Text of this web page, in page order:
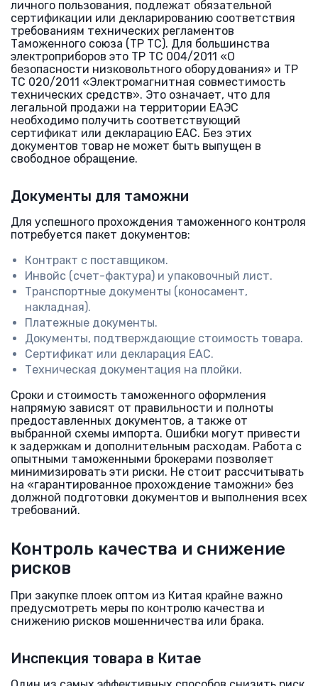
личного пользования, подлежат обязательной
сертификации или декларированию соответствия
требованиям технических регламентов
Таможенного союза (ТР ТС). Для большинства
электроприборов это ТР ТС 004/2011 «О
безопасности низковольтного оборудования» и ТР
ТС 020/2011 «Электромагнитная совместимость
технических средств». Это означает, что для
легальной продажи на территории ЕАЭС
необходимо получить соответствующий
сертификат или декларацию ЕАС. Без этих
документов товар не может быть выпущен в
свободное обращение.
Документы для таможни
Для успешного прохождения таможенного контроля
потребуется пакет документов:
Контракт с поставщиком.
Инвойс (счет-фактура) и упаковочный лист.
Транспортные документы (коносамент,
накладная).
Платежные документы.
Документы, подтверждающие стоимость товара.
Сертификат или декларация ЕАС.
Техническая документация на плойки.
Сроки и стоимость таможенного оформления
напрямую зависят от правильности и полноты
предоставленных документов, а также от
выбранной схемы импорта. Ошибки могут привести
к задержкам и дополнительным расходам. Работа с
опытными таможенными брокерами позволяет
минимизировать эти риски. Не стоит рассчитывать
на «гарантированное прохождение таможни» без
должной подготовки документов и выполнения всех
требований.
Контроль качества и снижение
рисков
При закупке плоек оптом из Китая крайне важно
предусмотреть меры по контролю качества и
снижению рисков мошенничества или брака.
Инспекция товара в Китае